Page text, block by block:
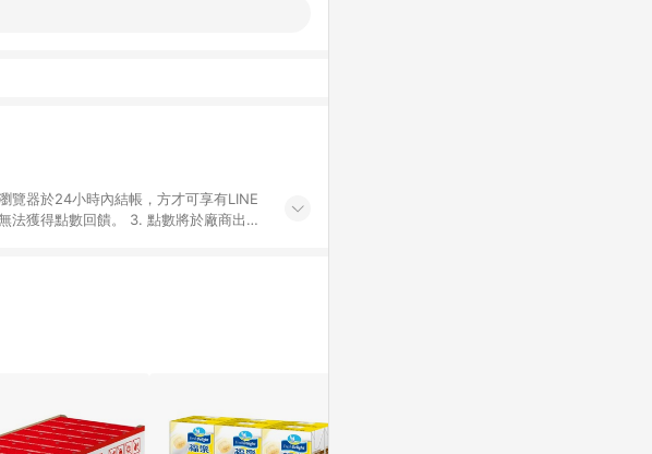
覽器於24小時內結帳，方才可享有LINE
法獲得點數回饋。 3. 點數將於廠商出貨
認。 康達盛通線上購物希望提供簡